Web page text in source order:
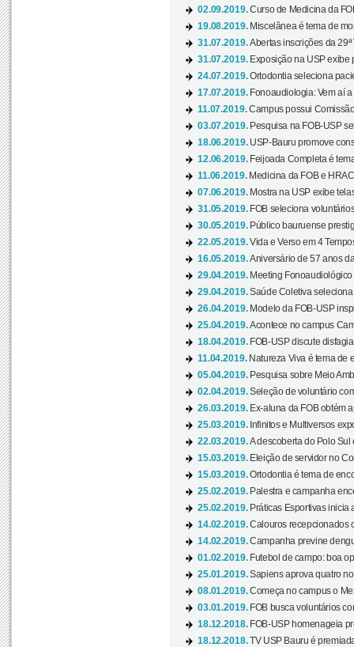
02.09.2019.Curso de Medicina da
19.08.2019. Miscelânea é tema de
31.07.2019.Abertas inscrições da 29ª
31.07.2019. Exposição na USP exibe
24.07.2019.Ortodontia seleciona
17.07.2019. Fonoaudiologia: Vem aí
11.07.2019.Campus possui
03.07.2019. Pesquisa na FOB-USP
18.06.2019. USP-Bauru promove
12.06.2019. Feijoada Completa é
11.06.2019. Medicina da FOB e
07.06.2019. Mostra na USP exibe
31.05.2019. FOB seleciona
30.05.2019. Público bauruense
22.05.2019.Vida e Verso em 4
16.05.2019.Aniversário de 57 anos
29.04.2019. Meeting
29.04.2019.Saúde Coletiva
26.04.2019. Modelo da FOB-USP
25.04.2019.Acontece no campus
18.04.2019. FOB-USP discute
11.04.2019. Natureza Viva é tema de
05.04.2019. Pesquisa sobre Meio
02.04.2019.Seleção de voluntário
26.03.2019. Ex-aluna da FOB obtém
25.03.2019. Infinitos e Multiversos
22.03.2019.A descoberta do Polo Sul
15.03.2019. Eleição de servidor no
15.03.2019.Ortodontia é tema de
25.02.2019. Palestra e campanha
25.02.2019. Práticas Esportivas inicia
14.02.2019.Calouros recepcionados
14.02.2019.Campanha previne
01.02.2019. Futebol de campo: boa
25.01.2019.Sapiens aprova quatro
08.01.2019.Começa no campus o
03.01.2019. FOB busca voluntários
18.12.2018. FOB-USP homenageia
18.12.2018.TV USP Bauru é